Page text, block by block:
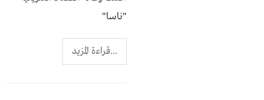
"ناسا"
...قراءة المزيد